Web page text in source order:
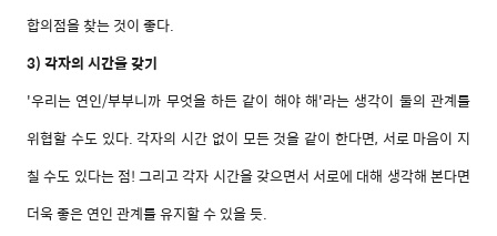
합의점을 찾는 것이 좋다.
3) 각자의 시간을 갖기
'우리는 연인/부부니까 무엇을 하든 같이 해야 해'라는 생각이 둘의 관계를
위협할 수도 있다. 각자의 시간 없이 모든 것을 같이 한다면, 서로 마음이 지
칠 수도 있다는 점! 그리고 각자 시간을 갖으면서 서로에 대해 생각해 본다면
더욱 좋은 연인 관계를 유지할 수 있을 듯.